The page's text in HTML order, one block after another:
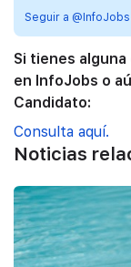
Seguir a @InfoJobs
Si tienes
en InfoJobs o
Candidato:
Consulta aquí.
Noticias